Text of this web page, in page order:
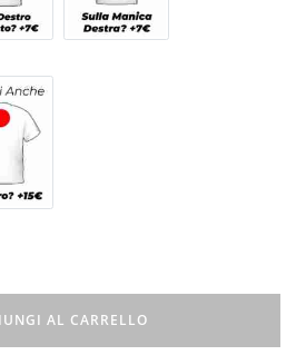
AL CARRELLO